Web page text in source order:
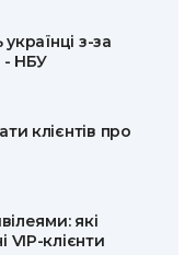
з-за
- НБУ
клієнтів про
які
клієнти